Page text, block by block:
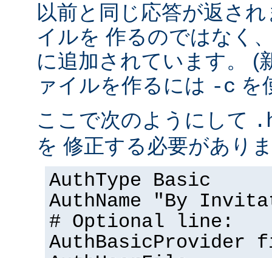
以前と同じ応答が返さ
イルを 作るのではなく
に追加されています。 (
ァイルを作るには -c を
ここで次のようにして
を 修正する必要があり
AuthType Basic
AuthName "By
# Optional line:
AuthBasicProvider